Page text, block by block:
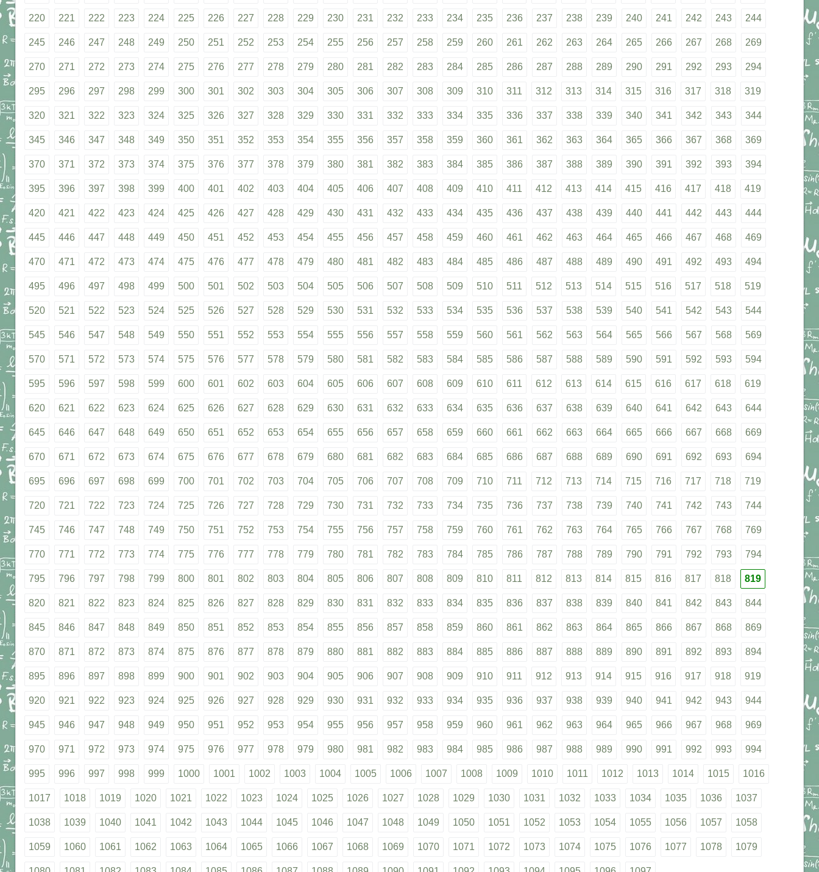
220 221 222 223 224 225 226 227 228 229 230 231 232 233 234 235 236 237 238 239 240 241 242 243 244
245 246 247 248 249 250 251 252 253 254 255 256 257 258 259 260 261 262 263 264 265 266 267 268 269
270 271 272 273 274 275 276 277 278 279 280 281 282 283 284 285 286 287 288 289 290 291 292 293 294
295 296 297 298 299 300 301 302 303 304 305 306 307 308 309 310 311 312 313 314 315 316 317 318 319
320 321 322 323 324 325 326 327 328 329 330 331 332 333 334 335 336 337 338 339 340 341 342 343 344
345 346 347 348 349 350 351 352 353 354 355 356 357 358 359 360 361 362 363 364 365 366 367 368 369
370 371 372 373 374 375 376 377 378 379 380 381 382 383 384 385 386 387 388 389 390 391 392 393 394
395 396 397 398 399 400 401 402 403 404 405 406 407 408 409 410 411 412 413 414 415 416 417 418 419
420 421 422 423 424 425 426 427 428 429 430 431 432 433 434 435 436 437 438 439 440 441 442 443 444
445 446 447 448 449 450 451 452 453 454 455 456 457 458 459 460 461 462 463 464 465 466 467 468 469
470 471 472 473 474 475 476 477 478 479 480 481 482 483 484 485 486 487 488 489 490 491 492 493 494
495 496 497 498 499 500 501 502 503 504 505 506 507 508 509 510 511 512 513 514 515 516 517 518 519
520 521 522 523 524 525 526 527 528 529 530 531 532 533 534 535 536 537 538 539 540 541 542 543 544
545 546 547 548 549 550 551 552 553 554 555 556 557 558 559 560 561 562 563 564 565 566 567 568 569
570 571 572 573 574 575 576 577 578 579 580 581 582 583 584 585 586 587 588 589 590 591 592 593 594
595 596 597 598 599 600 601 602 603 604 605 606 607 608 609 610 611 612 613 614 615 616 617 618 619
620 621 622 623 624 625 626 627 628 629 630 631 632 633 634 635 636 637 638 639 640 641 642 643 644
645 646 647 648 649 650 651 652 653 654 655 656 657 658 659 660 661 662 663 664 665 666 667 668 669
670 671 672 673 674 675 676 677 678 679 680 681 682 683 684 685 686 687 688 689 690 691 692 693 694
695 696 697 698 699 700 701 702 703 704 705 706 707 708 709 710 711 712 713 714 715 716 717 718 719
720 721 722 723 724 725 726 727 728 729 730 731 732 733 734 735 736 737 738 739 740 741 742 743 744
745 746 747 748 749 750 751 752 753 754 755 756 757 758 759 760 761 762 763 764 765 766 767 768 769
770 771 772 773 774 775 776 777 778 779 780 781 782 783 784 785 786 787 788 789 790 791 792 793 794
795 796 797 798 799 800 801 802 803 804 805 806 807 808 809 810 811 812 813 814 815 816 817 818 819
820 821 822 823 824 825 826 827 828 829 830 831 832 833 834 835 836 837 838 839 840 841 842 843 844
845 846 847 848 849 850 851 852 853 854 855 856 857 858 859 860 861 862 863 864 865 866 867 868 869
870 871 872 873 874 875 876 877 878 879 880 881 882 883 884 885 886 887 888 889 890 891 892 893 894
895 896 897 898 899 900 901 902 903 904 905 906 907 908 909 910 911 912 913 914 915 916 917 918 919
920 921 922 923 924 925 926 927 928 929 930 931 932 933 934 935 936 937 938 939 940 941 942 943 944
945 946 947 948 949 950 951 952 953 954 955 956 957 958 959 960 961 962 963 964 965 966 967 968 969
970 971 972 973 974 975 976 977 978 979 980 981 982 983 984 985 986 987 988 989 990 991 992 993 994
995 996 997 998 999 1000 1001 1002 1003 1004 1005 1006 1007 1008 1009 1010 1011 1012 1013 1014 1015 1016
1017 1018 1019 1020 1021 1022 1023 1024 1025 1026 1027 1028 1029 1030 1031 1032 1033 1034 1035 1036 1037
1038 1039 1040 1041 1042 1043 1044 1045 1046 1047 1048 1049 1050 1051 1052 1053 1054 1055 1056 1057 1058
1059 1060 1061 1062 1063 1064 1065 1066 1067 1068 1069 1070 1071 1072 1073 1074 1075 1076 1077 1078 1079